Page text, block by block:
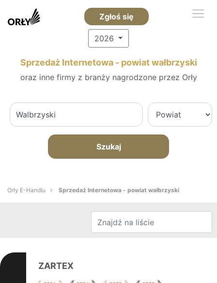
Zgłoś się
2026
Sprzedaż Internetowa - powiat wałbrzyski
oraz inne firmy z branży nagrodzone przez Orły
Szukaj
Orły E-Handlu Sprzedaż Internetowa - powiat wałbrzyski
ZARTEX